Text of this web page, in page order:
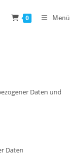
0 Menü
Daten und
Daten